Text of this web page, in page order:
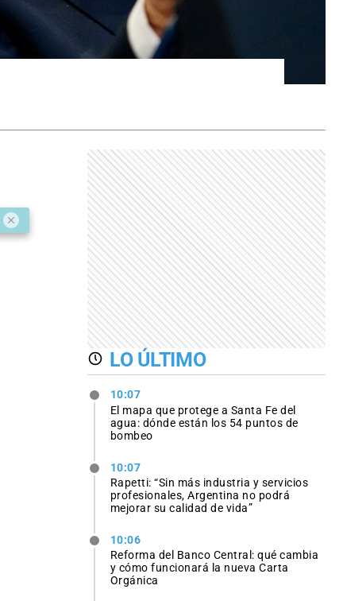
LO ÚLTIMO
10:07
El mapa que protege a Santa Fe del
agua: dónde están los 54 puntos de
bombeo
10:07
Rapetti: “Sin más industria y servicios
profesionales, Argentina no podrá
mejorar su calidad de vida”
10:06
Reforma del Banco Central: qué cambia
y cómo funcionará la nueva Carta
Orgánica